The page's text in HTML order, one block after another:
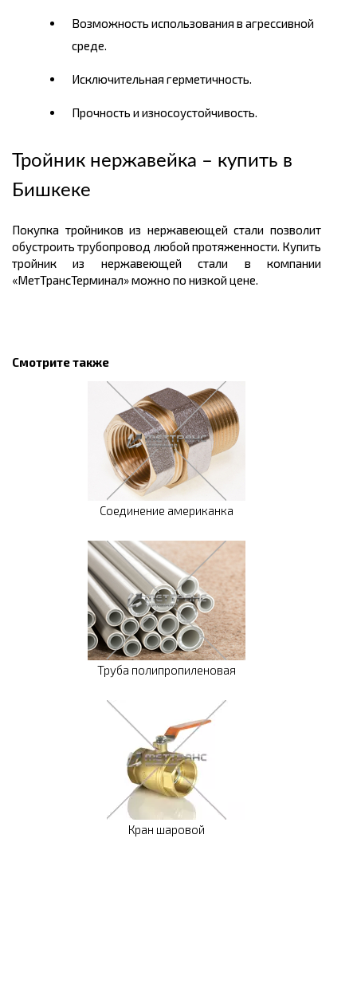
Возможность использования в агрессивной
среде.
Исключительная герметичность.
Прочность и износоустойчивость.
Тройник нержавейка – купить в
Бишкеке
Покупка тройников из нержавеющей стали позволит
обустроить трубопровод любой протяженности. Купить
тройник из нержавеющей стали в компании
«МетТрансТерминал» можно по низкой цене.
Смотрите также
Соединение американка
Труба полипропиленовая
Кран шаровой